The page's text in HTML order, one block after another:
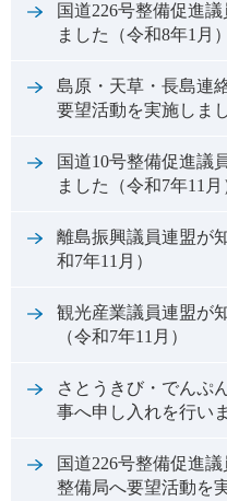
国道226号整備促進
ました（令和8年1月）
島原・天草・長島連
要望活動を実施しま
国道10号整備促進議
ました（令和7年11月
離島振興議員連盟が
和7年11月）
観光産業議員連盟が
（令和7年11月）
さとうきび・でんぷ
事へ申し入れを行い
国道226号整備促進
整備局へ要望活動を